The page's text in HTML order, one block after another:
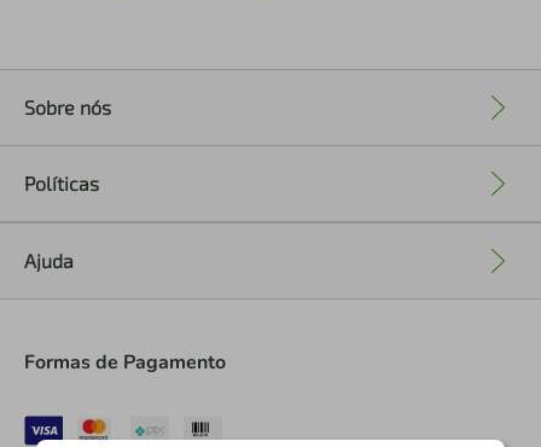
Sobre nós
Políticas
Ajuda
Formas de Pagamento